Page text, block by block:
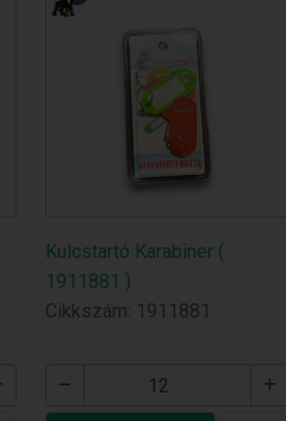
Kulcstartó Karabiner (
1911881 )
Cikkszám: 1911881